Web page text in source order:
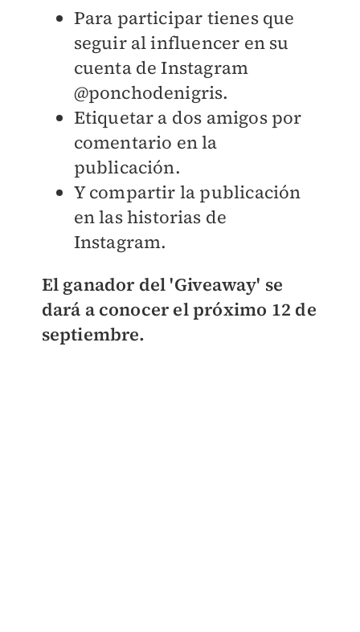
Para participar tienes que
seguir al influencer en su
cuenta de Instagram
@ponchodenigris.
Etiquetar a dos amigos por
comentario en la
publicación.
Y compartir la publicación
en las historias de
Instagram.
El ganador del 'Giveaway' se
dará a conocer el próximo 12 de
septiembre.